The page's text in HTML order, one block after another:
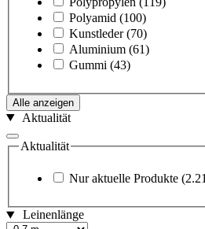
Polyamid (100)
Kunstleder (70)
Aluminium (61)
Gummi (43)
Alle anzeigen
Aktualität
Aktualität
Nur aktuelle Produkte
Leinenlänge